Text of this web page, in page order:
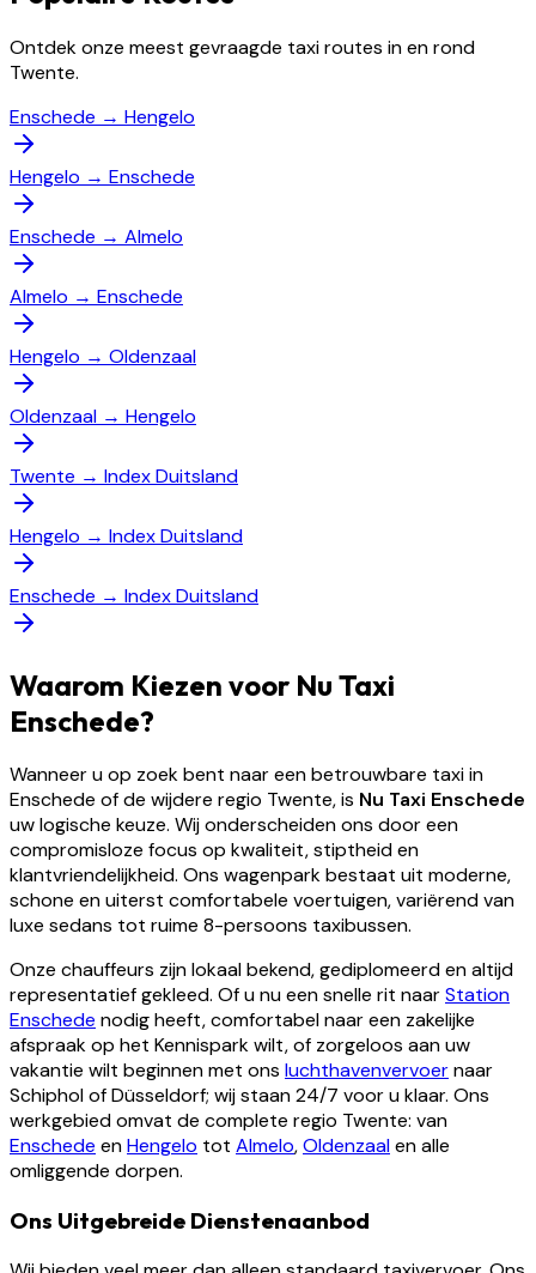
Ontdek onze meest gevraagde taxi routes in en rond
Twente.
Enschede → Hengelo
Hengelo → Enschede
Enschede → Almelo
Almelo → Enschede
Hengelo → Oldenzaal
Oldenzaal → Hengelo
Twente → Index Duitsland
Hengelo → Index Duitsland
Enschede → Index Duitsland
Waarom Kiezen voor Nu Taxi
Enschede?
Wanneer u op zoek bent naar een betrouwbare taxi in
Enschede of de wijdere regio Twente, is Nu Taxi Enschede
uw logische keuze. Wij onderscheiden ons door een
compromisloze focus op kwaliteit, stiptheid en
klantvriendelijkheid. Ons wagenpark bestaat uit moderne,
schone en uiterst comfortabele voertuigen, variërend van
luxe sedans tot ruime 8-persoons taxibussen.
Onze chauffeurs zijn lokaal bekend, gediplomeerd en altijd
representatief gekleed. Of u nu een snelle rit naarStation
Enschede nodig heeft, comfortabel naar een zakelijke
afspraak op het Kennispark wilt, of zorgeloos aan uw
vakantie wilt beginnen met ons luchthavenvervoernaar
Schiphol of Düsseldorf; wij staan 24/7 voor u klaar. Ons
werkgebied omvat de complete regio Twente: van
Enschede enHengelo tot Almelo,Oldenzaalen alle
omliggende dorpen.
Ons Uitgebreide Dienstenaanbod